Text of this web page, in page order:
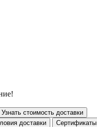
Узнать стоимость доставки
доставки Сертификаты